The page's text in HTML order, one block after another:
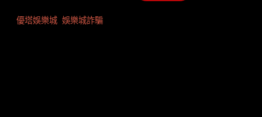
優塔娛樂城 娛樂城詐騙